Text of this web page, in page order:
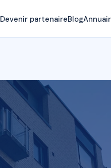
Devenir partenaireBlog